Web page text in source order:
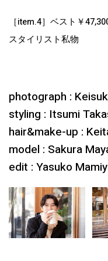
［item.4］ベスト￥
スタイリスト私物
photograph :
styling : Itsumi
hair&make-up :
model : Sakura
edit : Yasuko